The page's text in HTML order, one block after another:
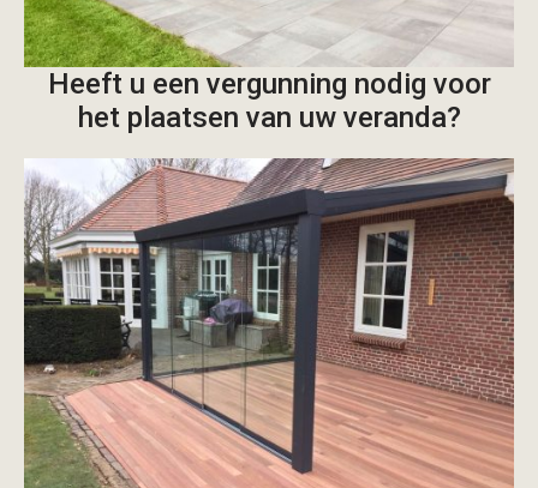
Heeft u een vergunning nodig voor
het plaatsen van uw veranda?